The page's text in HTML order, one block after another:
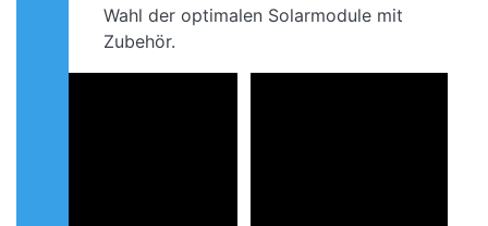
Wahl der optimalen Solarmodule mit
Zubehör.